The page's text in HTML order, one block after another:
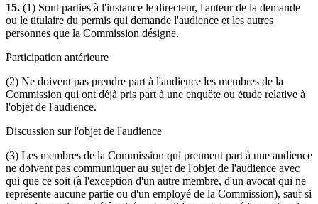
15. (1) Sont parties à l'instance le directeur, l'auteur de la demande
ou le titulaire du permis qui demande l'audience et les autres
personnes que la Commission désigne.
Participation antérieure
(2) Ne doivent pas prendre part à l'audience les membres de la
Commission qui ont déjà pris part à une enquête ou étude relative à
l'objet de l'audience.
Discussion sur l'objet de l'audience
(3) Les membres de la Commission qui prennent part à une audience
ne doivent pas communiquer au sujet de l'objet de l'audience avec
qui que ce soit (à l'exception d'un autre membre, d'un avocat qui ne
représente aucune partie ou d'un employé de la Commission), sauf si